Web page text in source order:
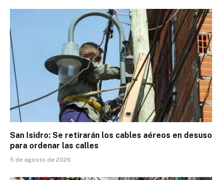
San Isidro: Se retirarán los cables aéreos en desuso
para ordenar las calles
5 de agosto de 2026